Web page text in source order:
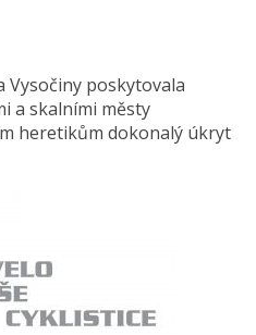
poskytovala
a skalními městy
heretikům dokonalý úkryt